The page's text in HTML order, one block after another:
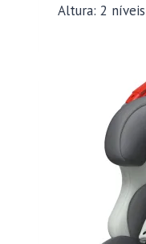
Altura: 2